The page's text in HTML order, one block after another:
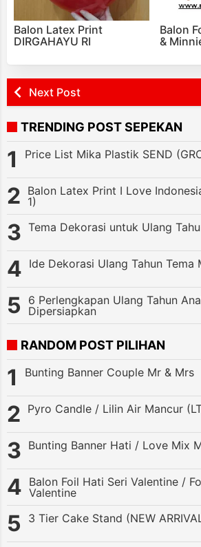
Balon Latex Print
DIRGAHAYU RI
Balon
&
Next Post
TRENDING POST SEPEKAN
Price List Mika Plastik SEND
Balon Latex Print I Love
1)
Tema Dekorasi untuk Ulang
Ide Dekorasi Ulang Tahun Tema
6 Perlengkapan Ulang Tahun
Dipersiapkan
RANDOM POST PILIHAN
Bunting Banner Couple Mr & Mrs
Pyro Candle / Lilin Air Mancur
Bunting Banner Hati / Love Mix
Balon Foil Hati Seri Valentine /
Valentine
3 Tier Cake Stand (NEW